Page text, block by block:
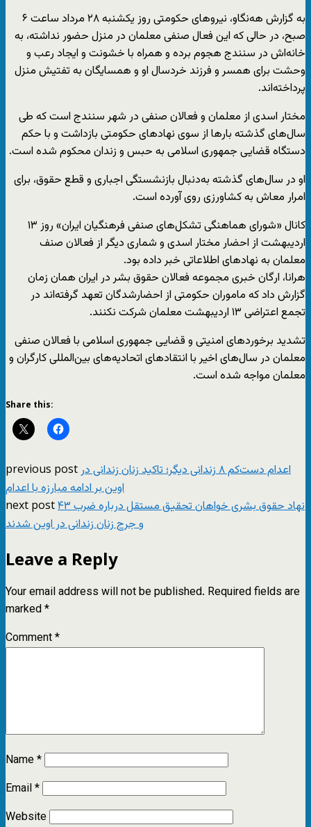
به گزارش هه‌نگاو، نیروهای حکومتی روز یکشنبە ٢٨ مرداد ساعت ۶
صبح، در حالی کە این فعال صنفی معلمان در منزل حضور نداشتە، به
خانه‌اش در سنندج هجوم بردە و همراه با خشونت و ایجاد رعب و
وحشت برای همسر و فرزند خردسال او و همسایگان بە تفتیش منزل
پرداختەاند.
مختار اسدی از معلمان و فعالان صنفی در شهر سنندج است کە طی
سال‌های گذشتە بارها از سوی نهادهای حکومتی بازداشت و با حکم
دستگاه قضایی جمهوری اسلامی بە حبس و زندان محکوم شدە است.
او در سال‌های گذشتە به‌دنبال بازنشستگی اجباری و قطع حقوق، برای
امرار معاش بە کشاورزی روی آوردە است.
کانال «شورای هماهنگی تشکل‌های صنفی فرهنگیان ایران» روز ۱۳
اردیبهشت از احضار مختار اسدی و شماری دیگر از فعالان صنف
معلمان به نهادهای اطلاعاتی خبر داده بود.
هرانا، ارگان خبری مجموعه فعالان حقوق بشر در ایران همان زمان
گزارش داد که ماموران حکومتی از احضارشدگان تعهد گرفته‌اند در
تجمع اعتراضی ۱۳ اردیبهشت معلمان شرکت نکنند.
تشدید برخوردهای امنیتی و قضایی جمهوری اسلامی با فعالان صنفی
معلمان در سال‌های اخیر با انتقادهای اتحادیه‌های بین‌المللی کارگران و
معلمان مواجه شده است.
Share this:
previous post اعدام دست‌کم ۸ زندانی دیگر؛ تاکید زنان زندانی در
اوین بر ادامه مبارزه با اعدام
next post۴۳ نهاد حقوق بشری خواهان تحقیق مستقل درباره ضرب
و جرح زنان زندانی در اوین شدند
Leave a Reply
Your email address will not be published. Required fields are
marked*
Comment*
Name*
Email*
Website